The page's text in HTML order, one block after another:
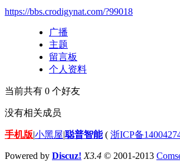
https://bbs.crodigynat.com/?99018
广播
主题
留言板
个人资料
当前共有 0 个好友
没有相关成员
手机版|小黑屋|聪普智能( 浙ICP备
Powered by Discuz! X3.4 © 2001-2013